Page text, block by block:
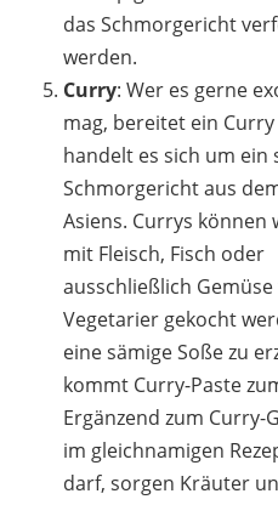
das Schmorgericht
werden.
Curry: Wer es gerne
mag, bereitet ein Curry
handelt es sich um ein
Schmorgericht aus
Asiens. Currys können
mit Fleisch, Fisch oder
ausschließlich
Vegetarier gekocht
eine sämige Soße zu
kommt Curry-Paste
Ergänzend zum Curry-
im gleichnamigen
darf, sorgen Kräuter